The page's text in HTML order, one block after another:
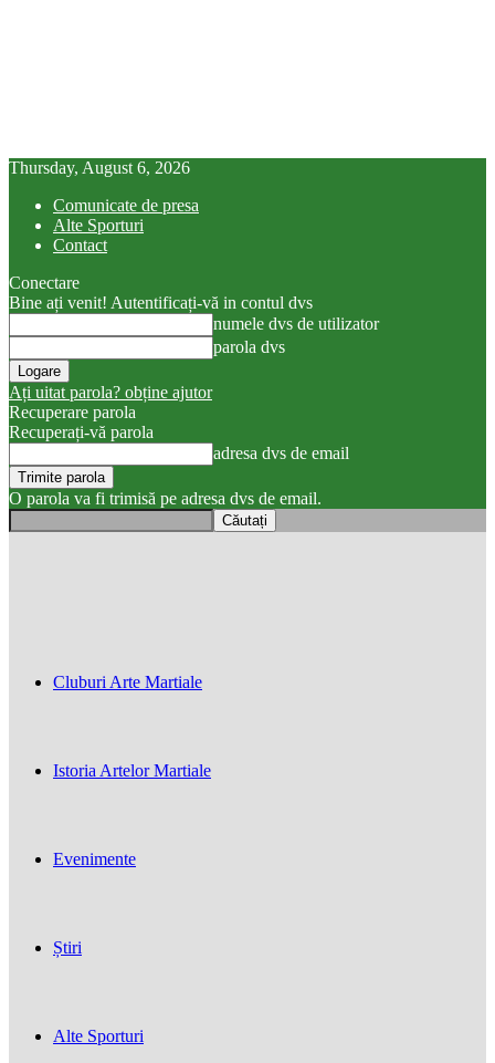
Thursday, August 6, 2026
Comunicate de presa
Alte Sporturi
Contact
Conectare
Bine ați venit! Autentificați-vă in contul dvs
numele dvs de utilizator
parola dvs
Ați uitat parola? obține ajutor
Recuperare parola
Recuperați-vă parola
adresa dvs de email
O parola va fi trimisă pe adresa dvs de email.
Cluburi Arte Martiale
Istoria Artelor Martiale
Evenimente
Știri
Alte Sporturi